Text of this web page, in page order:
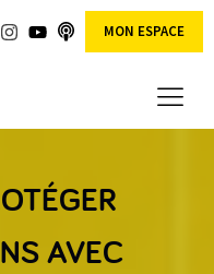
MON ESPACE
AVEC